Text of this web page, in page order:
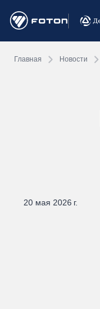
Главная Новости
20 мая 2026 г.